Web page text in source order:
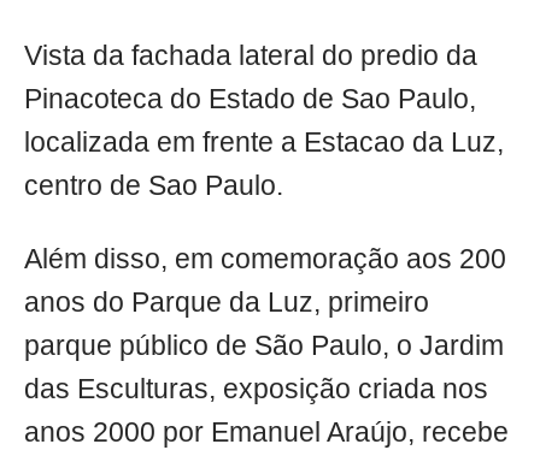
Vista da fachada lateral do predio da
Pinacoteca do Estado de Sao Paulo,
localizada em frente a Estacao da Luz,
centro de Sao Paulo.
Além disso, em comemoração aos 200
anos do Parque da Luz, primeiro
parque público de São Paulo, o Jardim
das Esculturas, exposição criada nos
anos 2000 por Emanuel Araújo, recebe